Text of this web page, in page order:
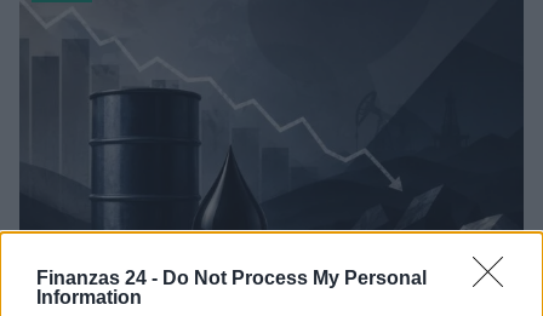
Finanzas 24 - Do Not Process My Personal
Information